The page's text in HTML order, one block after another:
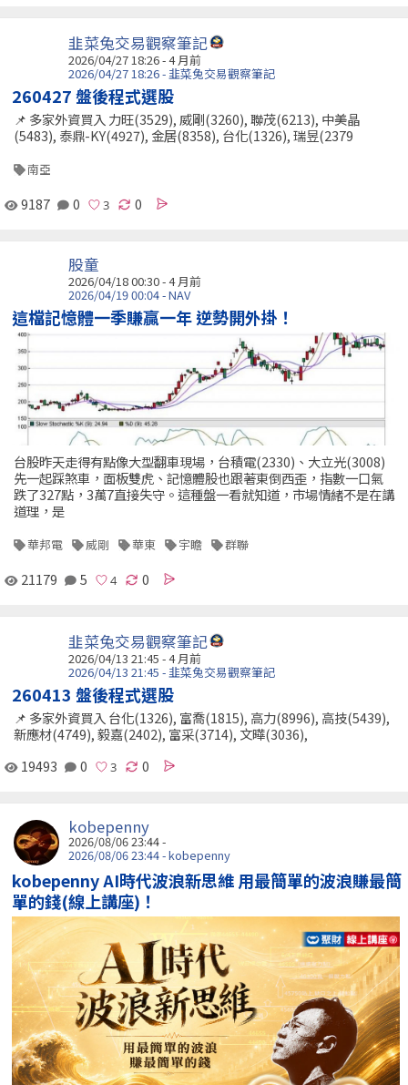
韭菜兔交易觀察筆記
2026/04/27 18:26 - 4 月前
2026/04/27 18:26 - 韭菜兔交易觀察筆記
260427 盤後程式選股
📌 多家外資買入 力旺(3529), 威剛(3260), 聯茂(6213), 中美晶
(5483), 泰鼎-KY(4927), 金居(8358), 台化(1326), 瑞昱(2379
南亞
9187 0 0
股童
2026/04/18 00:30 - 4 月前
2026/04/19 00:04 - NAV
這檔記憶體一季賺贏一年 逆勢開外掛！
台股昨天走得有點像大型翻車現場，台積電(2330)、大立光(3008)
先一起踩煞車，面板雙虎、記憶體股也跟著東倒西歪，指數一口氣
跌了327點，3萬7直接失守。這種盤一看就知道，市場情緒不是在講
道理，是
華邦電 威剛 華東 宇瞻 群聯
21179 5 0
韭菜兔交易觀察筆記
2026/04/13 21:45 - 4 月前
2026/04/13 21:45 - 韭菜兔交易觀察筆記
260413 盤後程式選股
📌 多家外資買入 台化(1326), 富喬(1815), 高力(8996), 高技(5439),
新應材(4749), 毅嘉(2402), 富采(3714), 文曄(3036),
19493
0 0
kobepenny
2026/08/06 23:44 -
2026/08/06 23:44 - kobepenny
kobepenny AI時代波浪新思維 用最簡單的波浪賺最簡
單的錢(線上講座)！